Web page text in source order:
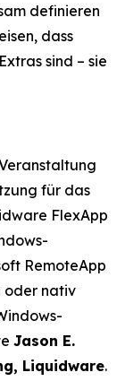
definieren
dass
sind – sie
für das
FlexApp
RemoteApp
oder nativ
Jason E.
Liquidware.